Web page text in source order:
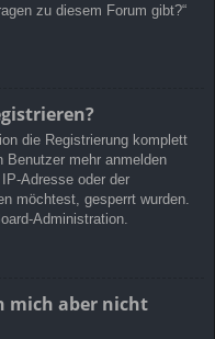
zu diesem Forum gibt?“
die Registrierung komplett
mehr anmelden
Adresse oder der
möchtest, gesperrt wurden.
Administration.
mich aber nicht